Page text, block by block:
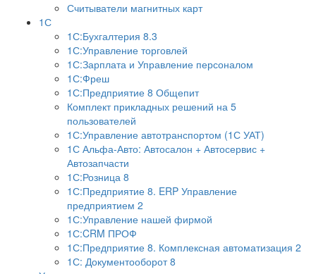
Считыватели магнитных карт
1С
1С:Бухгалтерия 8.3
1С:Управление торговлей
1С:Зарплата и Управление персоналом
1С:Фреш
1С:Предприятие 8 Общепит
Комплект прикладных решений на 5
пользователей
1С:Управление автотранспортом (1С УАТ)
1С Альфа-Авто: Автосалон + Автосервис +
Автозапчасти
1С:Розница 8
1С:Предприятие 8. ERP Управление
предприятием 2
1С:Управление нашей фирмой
1С:CRM ПРОФ
1С:Предприятие 8. Комплексная автоматизация 2
1С: Документооборот 8